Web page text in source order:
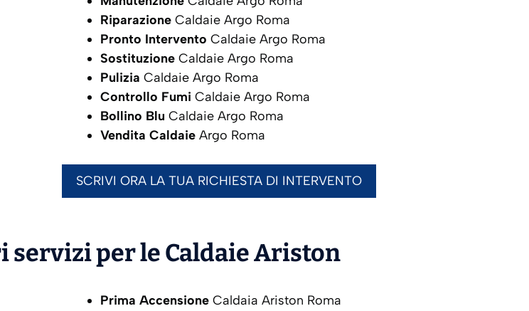
RiparazioneCaldaie Argo Roma
Pronto Intervento Caldaie Argo Roma
SostituzioneCaldaie Argo Roma
Pulizia Caldaie Argo Roma
Controllo Fumi Caldaie Argo Roma
Bollino Blu Caldaie Argo Roma
Vendita CaldaieArgo Roma
SCRIVI ORA LA TUA RICHIESTA DI INTERVENTO
servizi per le CaldaieAriston
Prima AccensioneCaldaia Ariston Roma